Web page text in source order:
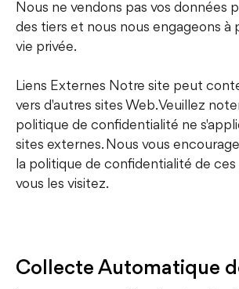
Nous ne vendons pas vos données
des tiers et nous nous engageons à
vie privée.
Liens Externes Notre site peut
vers d'autres sites Web. Veuillez
politique de confidentialité ne
sites externes. Nous vous
la politique de confidentialité de ces
vous les visitez.
Collecte Automatique